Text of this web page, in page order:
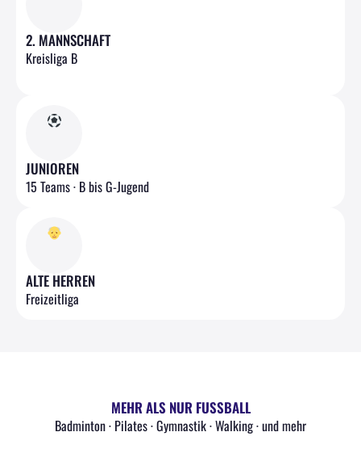
2. MANNSCHAFT
Kreisliga B
JUNIOREN
15 Teams · B bis G-Jugend
ALTE HERREN
Freizeitliga
MEHR ALS NUR FUSSBALL
Badminton · Pilates · Gymnastik · Walking · und mehr